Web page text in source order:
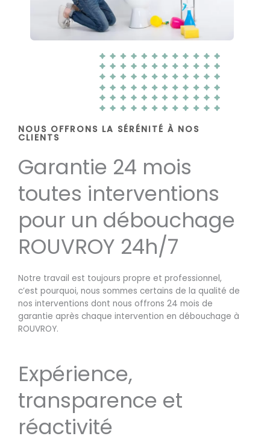
NOUS OFFRONS LA SÉRÉNITÉ À NOS
CLIENTS
Garantie 24 mois
toutes interventions
pour un débouchage
ROUVROY 24h/7
Notre travail est toujours propre et professionnel,
c’est pourquoi, nous sommes certains de la qualité de
nos interventions dont nous offrons 24 mois de
garantie après chaque intervention en débouchage à
ROUVROY.
Expérience,
transparence et
réactivité